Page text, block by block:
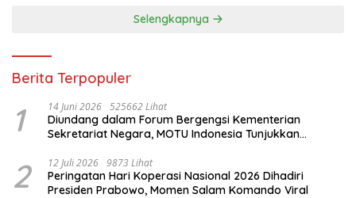
Selengkapnya
Berita Terpopuler
1 14 Juni 2026 525662 Lihat
Diundang dalam Forum Bergengsi Kementerian
Sekretariat Negara, MOTU Indonesia Tunjukkan
2 12 Juli 2026 9873 Lihat
Peringatan Hari Koperasi Nasional 2026 Dihadiri
Presiden Prabowo, Momen Salam Komando Viral